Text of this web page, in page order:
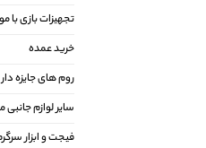
تجهیزات بازی با
خرید عمده
روم های جایزه
سایر لوازم جانبی
فیجت و ابزار